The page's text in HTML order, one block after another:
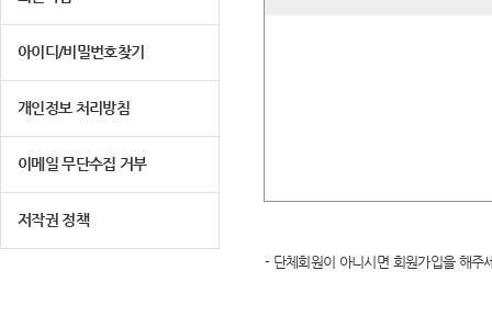
아이디/비밀번호찾기
개인정보 처리방침
이메일 무단수집 거부
저작권 정책
- 단체회원이 아니시면 회원가입을 해주